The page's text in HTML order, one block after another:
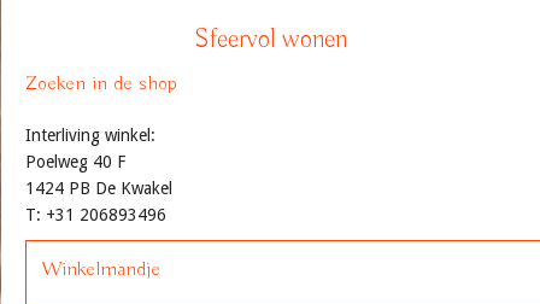
Sfeervol wonen
Zoeken in de shop
Interliving winkel:
Poelweg 40 F
1424 PB De Kwakel
T: +31 206893496
Winkelmandje